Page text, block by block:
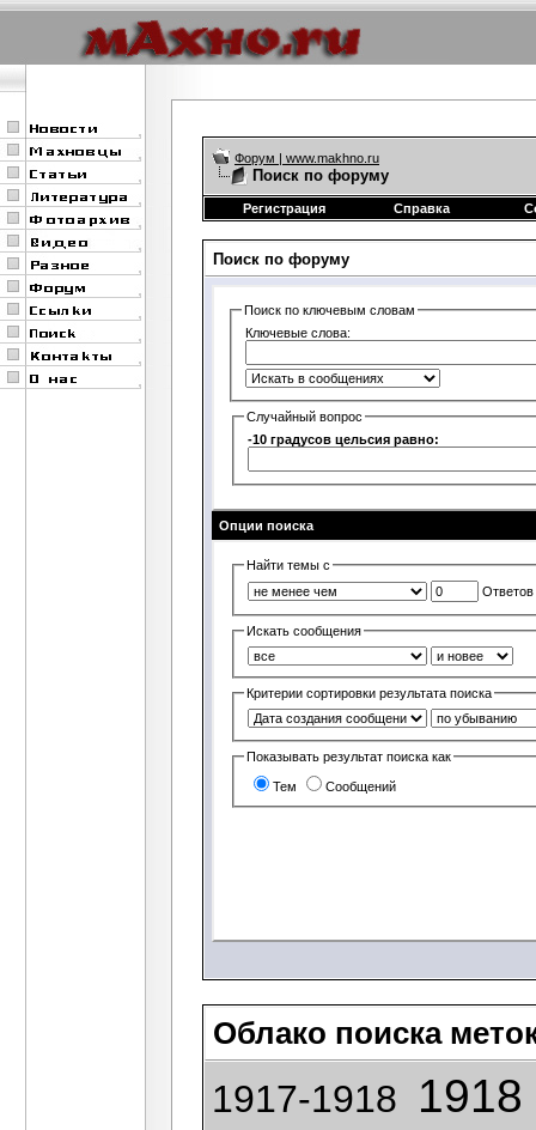
Форум | www.makhno.ru
Поиск по форуму
Регистрация Справка
Поиск по форуму
Поиск по ключевым словам
Ключевые слова:
Случайный вопрос
-10 градусов цельсия равно:
Опции поиска
Найти темы с
Ответов
Искать сообщения
Критерии сортировки результата поиска
Показывать результат поиска как
Тем Сообщений
Облако поиска
1917-1918 1918